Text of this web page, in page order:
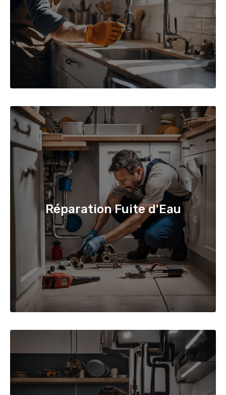
Réparation Fuite d'Eau